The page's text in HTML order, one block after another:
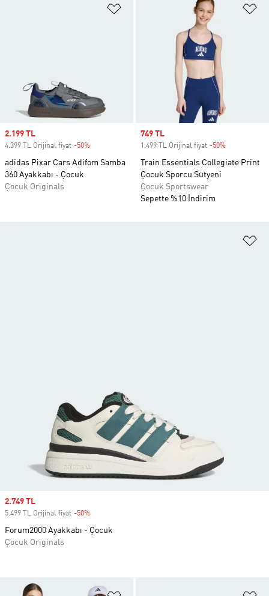
Favori Listesine Ekle
Sale price
2.199 TL
4.399 TL Orijinal fiyat -50%
adidas Pixar Cars Adifom Samba
360 Ayakkabı - Çocuk
Çocuk Originals
Sale price
749 TL
1.499 TL Orijinal fiyat -50%
Train Essentials Collegiate Print
Çocuk Sporcu Sütyeni
Çocuk Sportswear
Sepette %10 İndirim
Sale price
2.749 TL
5.499 TL Orijinal fiyat -50%
Forum2000 Ayakkabı - Çocuk
Çocuk Originals